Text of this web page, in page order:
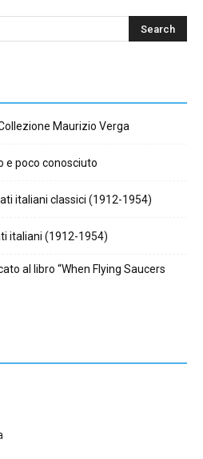
Maurizio Verga
e poco conosciuto
italiani classici (1912-1954)
italiani (1912-1954)
al libro “When Flying Saucers